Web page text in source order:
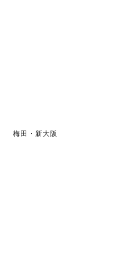
梅田・新大阪